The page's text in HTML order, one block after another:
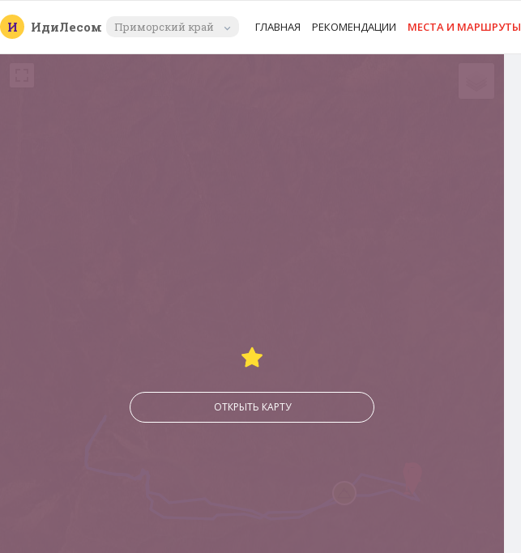
И ИдиЛесом Приморский край ГЛАВНАЯ РЕКОМЕНДАЦИИ МЕСТА И МАРШРУТЫ
ОТКРЫТЬ КАРТУ